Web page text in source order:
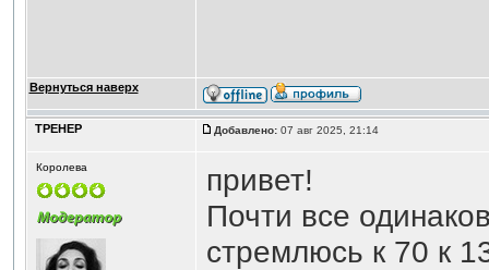
Вернуться наверх
ТРЕНЕР Добавлено:07 авг 2025, 21:14
Королева
привет!
Почти все
стремлюсь к 70 к